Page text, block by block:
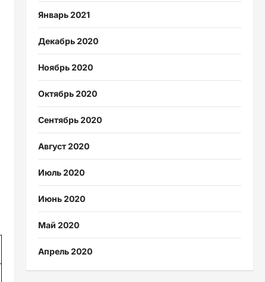
Январь 2021
Декабрь 2020
Ноябрь 2020
Октябрь 2020
Сентябрь 2020
Август 2020
Июль 2020
Июнь 2020
Май 2020
Апрель 2020